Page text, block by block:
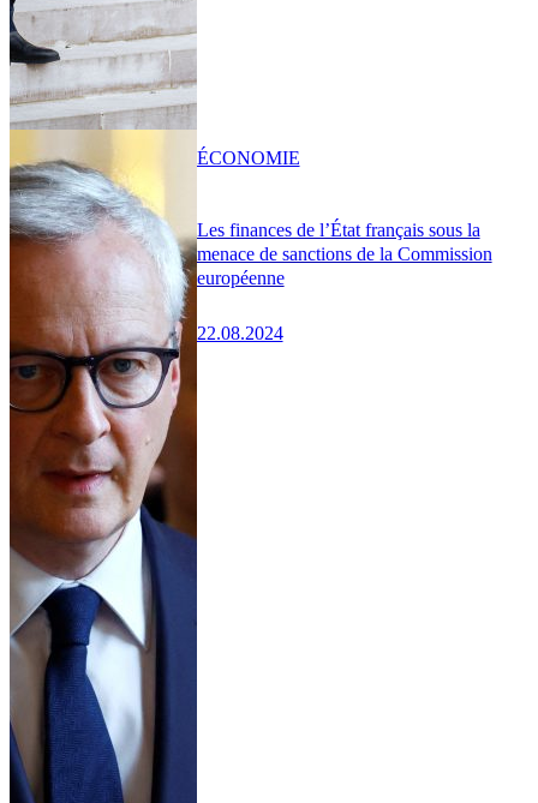
Les finances de l’État français sous la
menace de sanctions de la Commission
européenne
22.08.2024
ÉCONOMIE